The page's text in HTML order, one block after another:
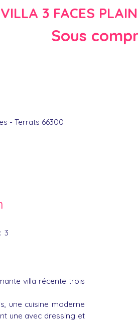
VILLA 3 FACES
Sous
- Terrats 66300
: 3
villa récente trois
une cuisine moderne
une avec dressing et